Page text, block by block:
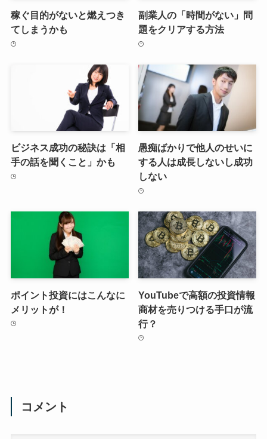
稼ぐ目的がないと燃えつき
てしまうかも
副業人の「時間がない」問
題をクリアする方法
ビジネス成功の秘訣は「相
手の話を聞くこと」かも
愚痴ばかりで他人のせいに
する人は成長しないし成功
しない
ポイント投資にはこんなに
メリットが！
YouTubeで高額の投資情報
商材を売りつける手口が流
行？
コメント